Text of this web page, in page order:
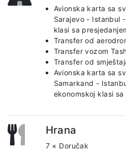
Avionska karta sa
Sarajevo - Istanbul
klasi sa
Transfer od
Transfer vozom
Transfer od
Avionska karta sa
Samarkand -
ekonomskoj klasi
Hrana
7 × Doručak